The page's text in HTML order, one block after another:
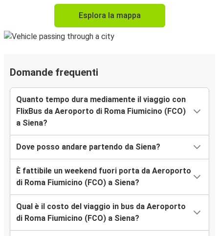
Esplora la mappa
Domande frequenti
Quanto tempo dura mediamente il viaggio con
FlixBus da Aeroporto di Roma Fiumicino (FCO)
a Siena?
Dove posso andare partendo da Siena?
È fattibile un weekend fuori porta da Aeroporto
di Roma Fiumicino (FCO) a Siena?
Qual è il costo del viaggio in bus da Aeroporto
di Roma Fiumicino (FCO) a Siena?